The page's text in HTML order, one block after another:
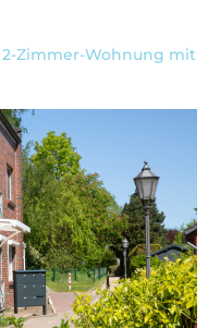
Zimmer-Wohnung mit